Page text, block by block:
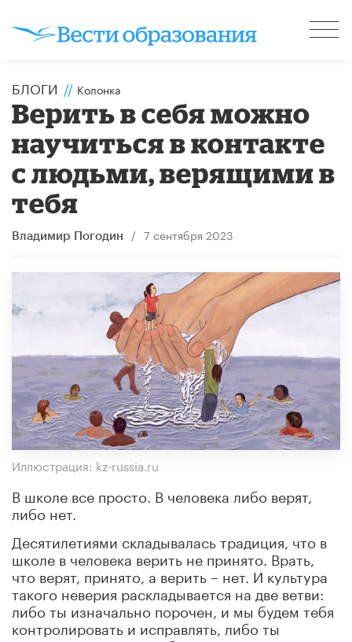
БЛОГИ // Колонка
Верить в себя можно
научиться в контакте
с людьми, верящими в
тебя
Владимир Погодин / 7 сентября 2023
Иллюстрация: kz-russia.ru
В школе все просто. В человека либо верят,
либо нет.
Десятилетиями складывалась традиция, что в
школе в человека верить не принято. Врать,
что верят, принято, а верить – нет. И культура
такого неверия раскладывается на две ветви:
либо ты изначально порочен, и мы будем тебя
контролировать и исправлять, либо ты